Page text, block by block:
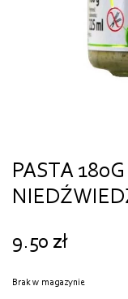
PASTA
9.50 zł
Brak w magazynie